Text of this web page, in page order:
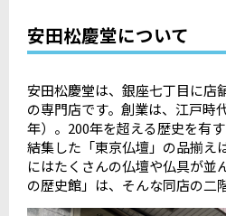
安田松慶堂について
安田松慶堂は、銀座七丁目に店
の専門店です。創業は、江戸時
年）。200年を超える歴史を有
結集した「東京仏壇」の品揃え
にはたくさんの仏壇や仏具が並
の歴史館」は、そんな同店の二